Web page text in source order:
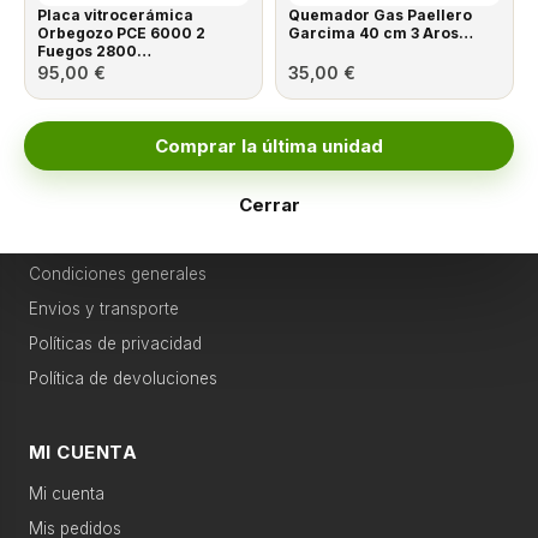
Placa vitrocerámica
Orbegozo PCE 6000 2
Fuegos 2800…
95,00 €
Quemador Gas Paellero
Garcima 40 cm 3 Aros…
35,00 €
Comprar la última unidad
Cerrar
Gran
electro
›
Pequeño
electro
›
Agua
caliente
›
Sonido
›
Televisión
›
aire acondicionado microondas encastrable
Categorías relacionadas
Calefacción
Gran electro
Productos recomendados
Hornos
Pequeño Electrodoméstico
Aire Acondicionado
ATENCIÓN AL CLIENTE
Condiciones generales
Envios y transporte
Políticas de privacidad
Política de devoluciones
MI CUENTA
Mi cuenta
Mis pedidos